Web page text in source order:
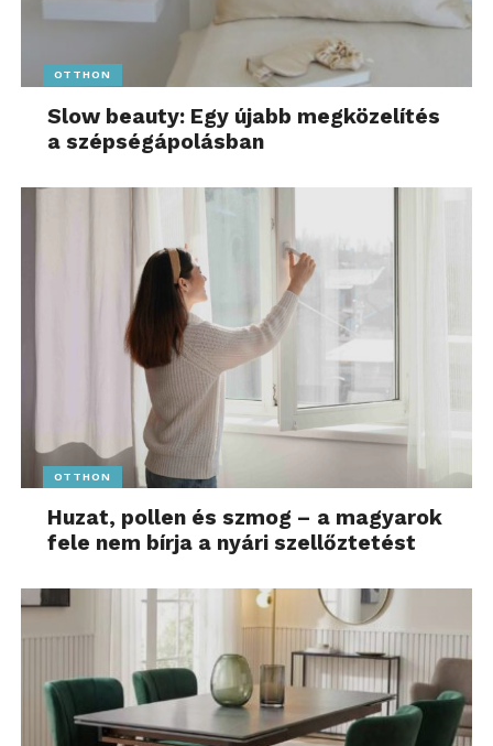
OTTHON
Slow beauty: Egy újabb megközelítés
a szépségápolásban
OTTHON
Huzat, pollen és szmog – a magyarok
fele nem bírja a nyári szellőztetést